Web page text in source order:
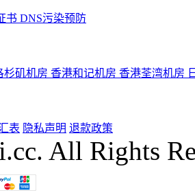
书 DNS污染预防
杉矶机房 香港和记机房 香港荃湾机房
表 隐私声明 退款政策
All Rights